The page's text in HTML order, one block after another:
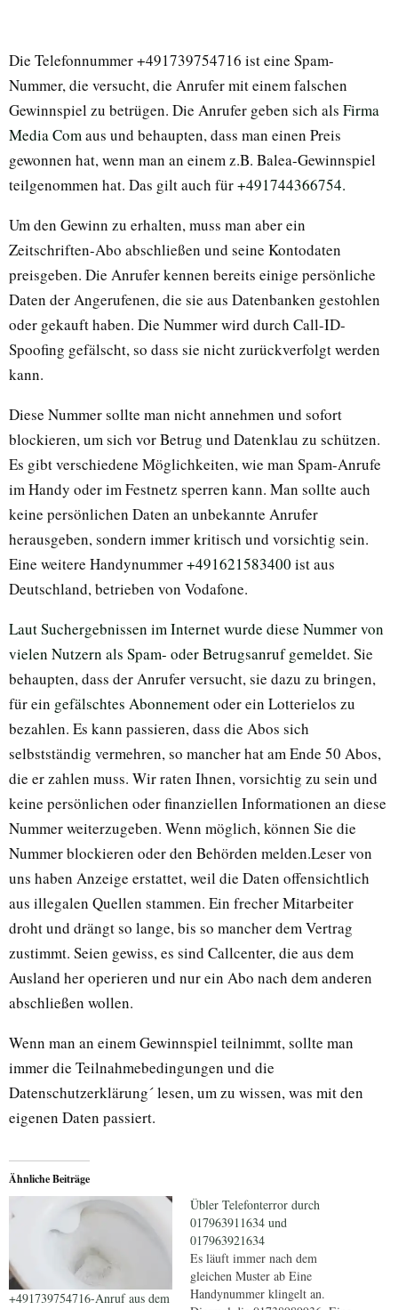
Die Telefonnummer +491739754716 ist eine Spam-
Nummer, die versucht, die Anrufer mit einem falschen
Gewinnspiel zu betrügen. Die Anrufer geben sich als Firma
Media Comaus und behaupten, dass man einen Preis
gewonnen hat, wenn man an einem z.B. Balea-Gewinnspiel
teilgenommen hat. Das gilt auch für+491744366754.
Um den Gewinn zu erhalten, muss man aber ein
Zeitschriften-Abo abschließen und seine Kontodaten
preisgeben. Die Anrufer kennen bereits einige persönliche
Daten der Angerufenen, die sie aus Datenbanken gestohlen
oder gekauft haben. Die Nummer wird durch Call-ID-
Spoofing gefälscht, so dass sie nicht zurückverfolgt werden
kann.
Diese Nummer sollte man nicht annehmen und sofort
blockieren, um sich vor Betrug und Datenklau zu schützen.
Es gibt verschiedene Möglichkeiten, wie man Spam-Anrufe
im Handy oder im Festnetz sperren kann. Man sollte auch
keine persönlichen Daten an unbekannte Anrufer
herausgeben, sondern immer kritisch und vorsichtig sein.
Eine weitere Handynummer+491621583400 ist aus
Deutschland, betrieben von Vodafone.
Laut Suchergebnissen im Internet wurde diese Nummer von
vielen Nutzern als Spam- oder Betrugsanruf gemeldet. Sie
behaupten, dass der Anrufer versucht, sie dazu zu bringen,
für ein gefälschtes Abonnementoder ein Lotterielos zu
bezahlen. Es kann passieren, dass die Abos sich
selbstständig vermehren, so mancher hat am Ende 50 Abos,
die er zahlen muss. Wir raten Ihnen, vorsichtig zu sein und
keine persönlichen oder finanziellen Informationen an diese
Nummer weiterzugeben. Wenn möglich, können Sie die
Nummer blockieren oder den Behörden melden.Leser von
uns haben Anzeige erstattet, weil die Daten offensichtlich
aus illegalen Quellen stammen. Ein frecher Mitarbeiter
droht und drängt so lange, bis so mancher dem Vertrag
zustimmt. Seien gewiss, es sind Callcenter, die aus dem
Ausland her operieren und nur ein Abo nach dem anderen
abschließen wollen.
Wenn man an einem Gewinnspiel teilnimmt, sollte man
immer die Teilnahmebedingungen und die
Datenschutzerklärung´ lesen, um zu wissen, was mit den
eigenen Daten passiert.
Ähnliche Beiträge
+491739754716-Anruf aus dem
Übler Telefonterror durch
017963911634 und
017963921634
Es läuft immer nach dem
gleichen Muster ab Eine
Handynummer klingelt an.